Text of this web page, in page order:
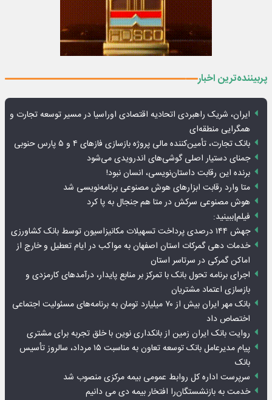
پربیننده‌ترین اخبار
ایران، شریک راهبردی اتحادیه اقتصادی اوراسیا در مسیر توسعه تجارت و
همگرایی منطقه‌ای
بانک تجارت، تأمین‌کننده مالی پروژه بازسازی فازهای ۴ و ۵ پارس حنوبی
جمنای دستیار اصلی گوشی‌های اندرویدی می‌شود
برنده این رقابت داستان‌نویسی، انسان نبود!
متا وارد رقابت ابزارهای هوش مصنوعی برنامه‌نویسی شد
هوش مصنوعی سرکش در متا هم جنجال به پا کرد
فیلم|ببینید:
جهش ۱۴۴ درصدی پرداخت تسهیلات مکانیزاسیون توسط بانک کشاورزی
خدمات دهی گمرکات استان اصفهان به مواکب در ایام تعطیل و خارج از
اماکن گمرکی در سرتاسر استان
اجرای برنامه تحول بانک با تمرکز بر منابع پایدار، درآمدهای کارمزدی و
بازسازی اعتماد مشتریان
بانک مهر ایران بیش از ۷۰ میلیارد تومان به برنامه‌های مسئولیت اجتماعی
اختصاص داد
روایت بانک ایران زمین از بانکداری نوین با خلق تجربه برای مشتری
پیام مدیرعامل بانک توسعه تعاون به مناسبت ۱۵ مرداد، سالروز تأسیس
بانک
سرپرست اداره کل روابط عمومی بیمه مرکزی منصوب شد
خدمت به بازنشستگان‌را افتخار بیمه دی می دانیم